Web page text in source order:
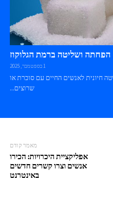
הפחתה ושליטה ברמת הגלוקוז
1 בספטמבר, 2025
חיונית לאנשים החיים עם סוכרת או
שרוצים...
מאמר קודם
אפליקציית היכרויות: הכירו
אנשים וצרו קשרים חדשים
באינטרנט